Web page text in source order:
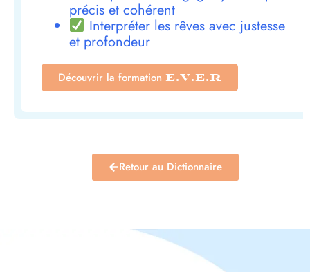
précis et cohérent
Interpréter les rêves avec justesse
et profondeur
Découvrir la formation E.V.E.R
Retour au Dictionnaire